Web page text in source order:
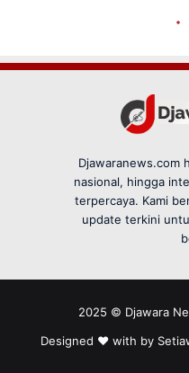
Djawaranews.com
nasional, hingga
terpercaya. Kami
update terkini
2025 © Djawara
Designed ❤️ with by